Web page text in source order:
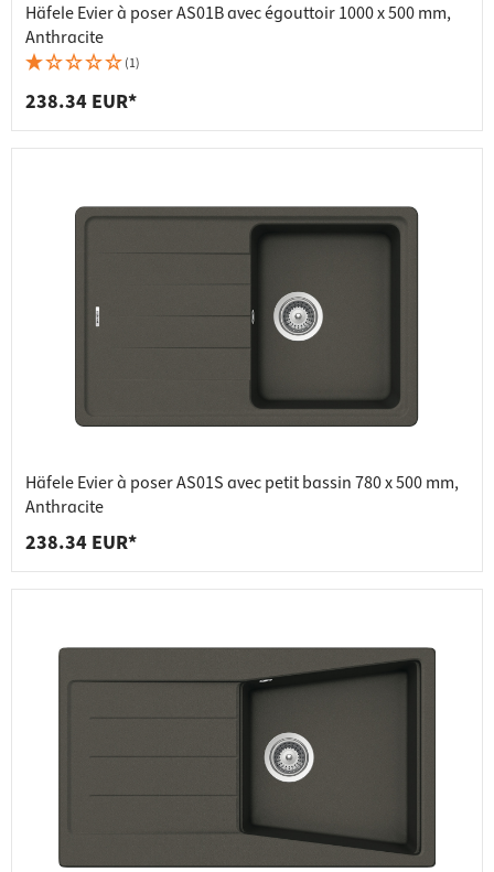
Häfele Evier à poser AS01B avec égouttoir 1000 x 500 mm,
Anthracite
(1)
238.34 EUR*
Häfele Evier à poser AS01S avec petit bassin 780 x 500 mm,
Anthracite
238.34 EUR*